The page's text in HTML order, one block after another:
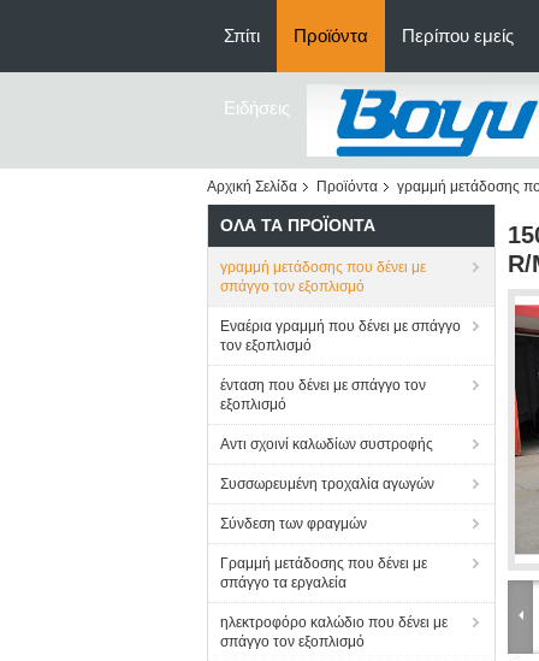
Σπίτι Προϊόντα Περίπου εμείς
Ειδήσεις
Αρχική Σελίδα Προϊόντα γραμμή μετάδοσης
ΌΛΑ ΤΑ ΠΡΟΪΌΝΤΑ
γραμμή μετάδοσης που δένει με
σπάγγο τον εξοπλισμό
Εναέρια γραμμή που δένει με σπάγγο
τον εξοπλισμό
ένταση που δένει με σπάγγο τον
εξοπλισμό
Αντι σχοινί καλωδίων συστροφής
Συσσωρευμένη τροχαλία αγωγών
Σύνδεση των φραγμών
Γραμμή μετάδοσης που δένει με
σπάγγο τα εργαλεία
ηλεκτροφόρο καλώδιο που δένει με
σπάγγο τον εξοπλισμό
R/